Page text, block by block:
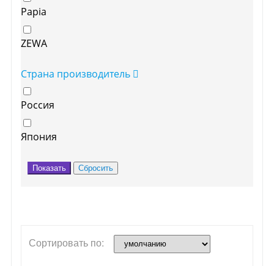
Papia
ZEWA
Страна производитель
Россия
Япония
Сортировать по: